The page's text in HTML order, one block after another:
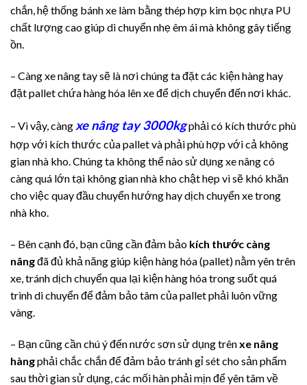
chắn, hệ thống bánh xe làm bằng thép hợp kim bọc nhựa PU
chất lượng cao giúp di chuyển nhẹ êm ái mà không gây tiếng
ồn.
– Càng xe nâng tay sẽ là nơi chúng ta đặt các kiện hàng hay
đặt pallet chứa hàng hóa lên xe để dịch chuyển đến nơi khác.
– Vì vậy, càng xe nâng tay 3000kgphải có kích thước phù
hợp với kích thước của pallet và phải phù hợp với cả không
gian nhà kho. Chúng ta không thể nào sử dụng xe nâng có
càng quá lớn tại không gian nhà kho chật hẹp vì sẽ khó khăn
cho việc quay đầu chuyển hướng hay dịch chuyển xe trong
nhà kho.
– Bên cạnh đó, bạn cũng cần đảm bảo kích thước càng
nângđã đủ khả năng giúp kiện hàng hóa (pallet) nằm yên trên
xe, tránh dịch chuyển qua lại kiện hàng hóa trong suốt quá
trình di chuyển để đảm bảo tâm của pallet phải luôn vững
vàng.
– Bạn cũng cần chú ý đến nước sơn sử dụng trênxe nâng
hàngphải chắc chắn để đảm bảo tránh gỉ sét cho sản phẩm
sau thời gian sử dụng, các mối hàn phải mịn để yên tâm về